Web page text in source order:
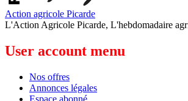
Action agricole Picarde
L'Action Agricole Picarde, L'hebdomadaire
User account menu
Nos offres
Annonces légales
Espace abonné